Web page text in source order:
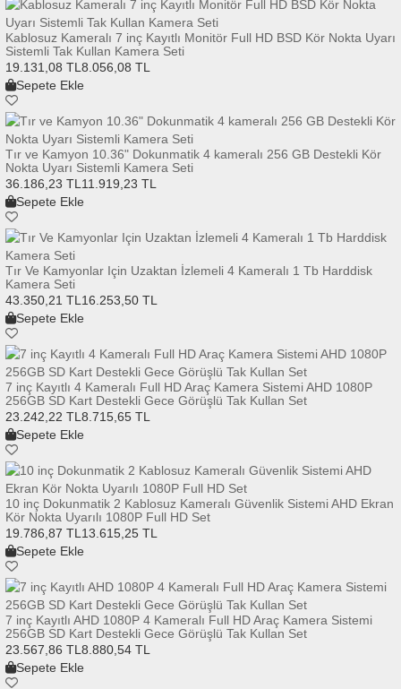
Kablosuz Kameralı 7 inç Kayıtlı Monitör Full HD BSD Kör Nokta Uyarı
Sistemli Tak Kullan Kamera Seti
19.131,08 TL 8.056,08 TL
Sepete Ekle
Tır ve Kamyon 10.36" Dokunmatik 4 kameralı 256 GB Destekli Kör
Nokta Uyarı Sistemli Kamera Seti
36.186,23 TL 11.919,23 TL
Sepete Ekle
Tır Ve Kamyonlar Için Uzaktan İzlemeli 4 Kameralı 1 Tb Harddisk
Kamera Seti
43.350,21 TL 16.253,50 TL
Sepete Ekle
7 inç Kayıtlı 4 Kameralı Full HD Araç Kamera Sistemi AHD 1080P
256GB SD Kart Destekli Gece Görüşlü Tak Kullan Set
23.242,22 TL 8.715,65 TL
Sepete Ekle
10 inç Dokunmatik 2 Kablosuz Kameralı Güvenlik Sistemi AHD Ekran
Kör Nokta Uyarılı 1080P Full HD Set
19.786,87 TL 13.615,25 TL
Sepete Ekle
7 inç Kayıtlı AHD 1080P 4 Kameralı Full HD Araç Kamera Sistemi
256GB SD Kart Destekli Gece Görüşlü Tak Kullan Set
23.567,86 TL 8.880,54 TL
Sepete Ekle